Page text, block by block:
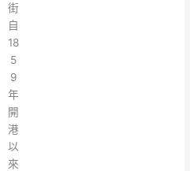
街
自
18
5
9
年
開
港
以
來